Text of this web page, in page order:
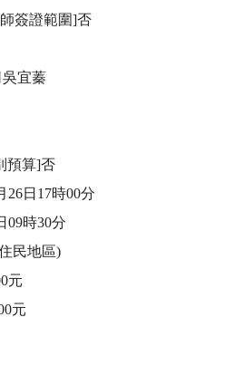
簽證範圍]否
宜蓁
預算]否
26日17時00分
09時30分
民地區)
元
元